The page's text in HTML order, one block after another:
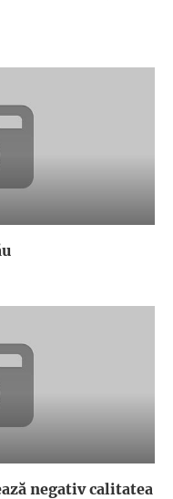
negativ calitatea